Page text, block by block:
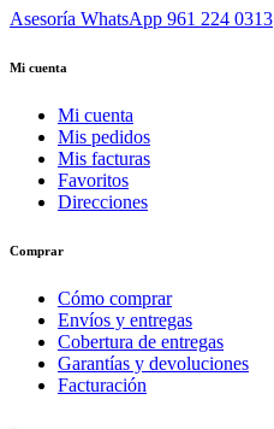
Asesoría WhatsApp 961 224 0313
Mi cuenta
Mi cuenta
Mis pedidos
Mis facturas
Favoritos
Direcciones
Comprar
Cómo comprar
Envíos y entregas
Cobertura de entregas
Garantías y devoluciones
Facturación